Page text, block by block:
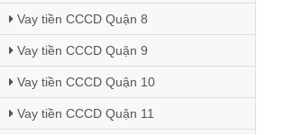
Vay tiền CCCD Quận 8
Vay tiền CCCD Quận 9
Vay tiền CCCD Quận 10
Vay tiền CCCD Quận 11